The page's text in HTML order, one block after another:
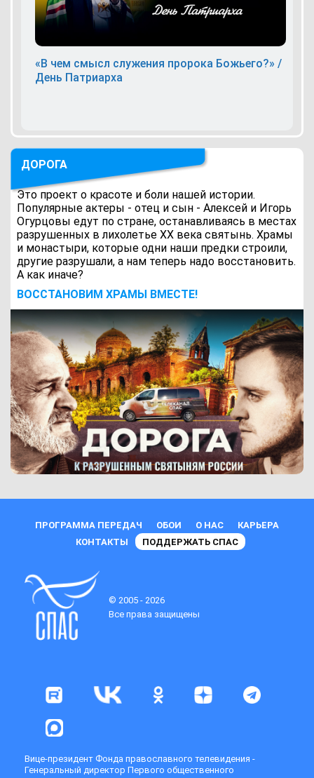
«В чем смысл служения пророка Божьего?» /
День Патриарха
ДОРОГА
Это проект о красоте и боли нашей истории.
Популярные актеры - отец и сын - Алексей и Игорь
Огурцовы едут по стране, останавливаясь в местах
разрушенных в лихолетье ХХ века святынь. Храмы
и монастыри, которые одни наши предки строили,
другие разрушали, а нам теперь надо восстановить.
А как иначе?
ВОCСТАНОВИМ ХРАМЫ ВМЕСТЕ!
ПРОГРАММА ПЕРЕДАЧ ОБОИ О НАС
КАРЬЕРА
КОНТАКТЫ
ПОДДЕРЖАТЬ СПАС
© 2005 - 2026
Все права защищены
Вице-президент Фонда православного телевидения -
Генеральный директор Первого общественного